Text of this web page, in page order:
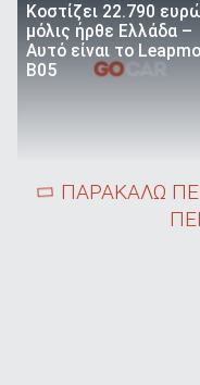
Κοστίζει 22.790
μόλις ήρθε Ελλάδα –
Αυτό είναι το
B05
ΠΑΡΑΚΑΛΩ